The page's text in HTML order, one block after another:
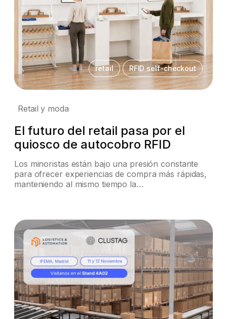
retail RFID self-checkout
Retail y moda
El futuro del retail pasa por el
quiosco de autocobro RFID
Los minoristas están bajo una presión constante
para ofrecer experiencias de compra más rápidas,
manteniendo al mismo tiempo la…